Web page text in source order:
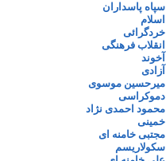
سپاه پاسداران
اسلام
خردگرائی
انقلاب فرهنگی
آخوند
آزادی
میرحسین موسوی
دموکراسی
محمود احمدی نژاد
خمینی
مجتبی خامنه ای
سکولاریسم